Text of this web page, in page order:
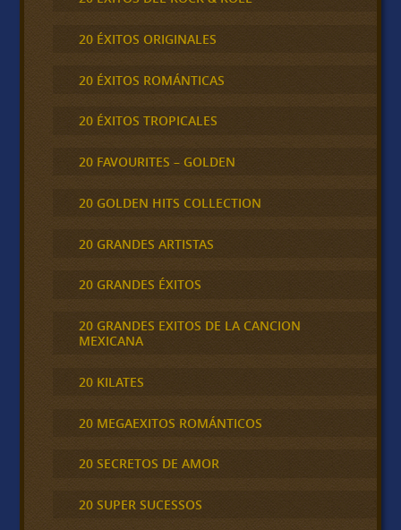
20 ÉXITOS ORIGINALES
20 ÉXITOS ROMÁNTICAS
20 ÉXITOS TROPICALES
20 FAVOURITES – GOLDEN
20 GOLDEN HITS COLLECTION
20 GRANDES ARTISTAS
20 GRANDES ÉXITOS
20 GRANDES EXITOS DE LA CANCION
MEXICANA
20 KILATES
20 MEGAEXITOS ROMÁNTICOS
20 SECRETOS DE AMOR
20 SUPER SUCESSOS